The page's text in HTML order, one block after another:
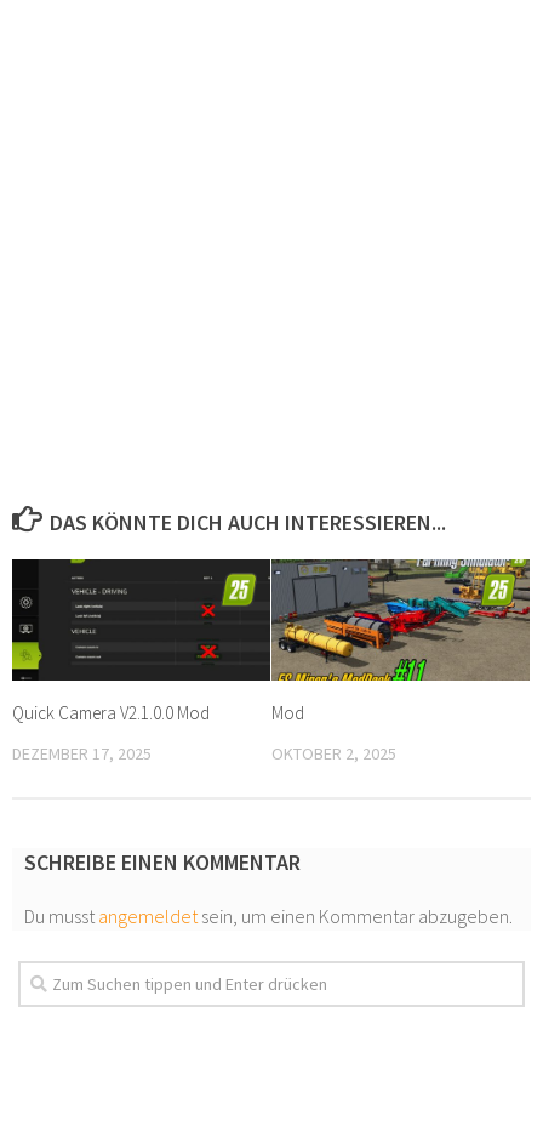
DAS KÖNNTE DICH AUCH INTERESSIEREN...
Quick Camera V2.1.0.0 Mod
DEZEMBER 17, 2025
Mod
OKTOBER 2, 2025
SCHREIBE EINEN KOMMENTAR
Du musstangemeldetsein, um einen Kommentar abzugeben.